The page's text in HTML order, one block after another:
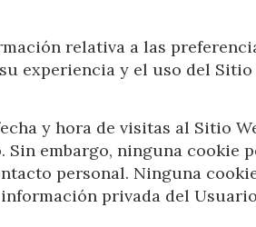
relativa a las
experiencia y el uso del
y hora de visitas al Sitio
embargo, ninguna cookie
personal. Ninguna
privada del